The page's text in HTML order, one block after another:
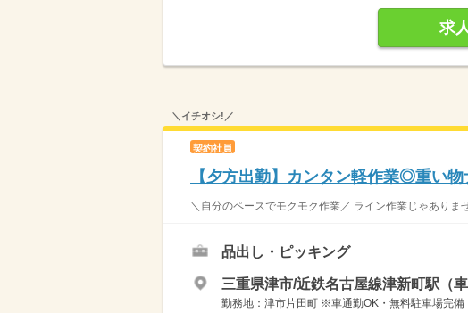
求
＼イチオシ!／
契約社員
【夕方出勤】カンタン軽作業◎重い
＼自分のペースでモクモク作業／ ライン作業じゃあり
品出し・ピッキング
三重県津市/近鉄名古屋線津新町駅（車
勤務地：津市片田町 ※車通勤OK・無料駐車場完備